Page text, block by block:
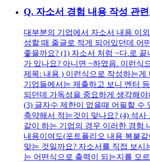
Q. 자소서 경험 내용 작성 관
대부분의 기업에서 자소서 내용 이
성할 때 줄글로 적게 되어있던데 어
좋을까요? (1) 자소서 처럼 ~다.로
가 있나요? 아니면 ~하였음. 이런식
제목: 내용 ) 이런식으로 작성하는게
기업들에서는 제출하고 보니 엔터
되던데 가독성을 중요하게 생각해
(3) 글자수 제한이 없을때 어필할 수
축약해서 적는것이 맞나요? (4) 석사
같이 하는 기업의 경우 이러한 경험
내용이여도(포트폴리오 내용 복붙같
맞는 것일까요? 자소서를 직접 보시
는 어떤식으로 출력이 되는지를 모